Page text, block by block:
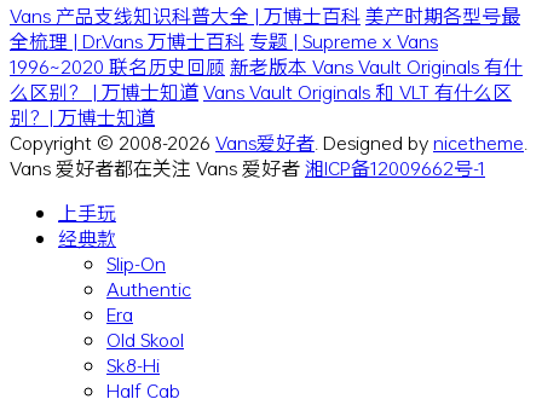
Vans 产品支线知识科普大全 | 万博士百科美产时期各型号最
全梳理 | Dr.Vans 万博士百科 专题 | Supreme x Vans
1996~2020 联名历史回顾 新老版本 Vans Vault Originals 有什
么区别？ | 万博士知道Vans Vault Originals 和 VLT 有什么区
别？| 万博士知道
Copyright © 2008-2026 Vans爱好者 . Designed bynicetheme
Vans 爱好者都在关注 Vans 爱好者湘ICP备12009662号-1
上手玩
经典款
Slip-On
Authentic
Era
Old Skool
Sk8-Hi
Half Cab